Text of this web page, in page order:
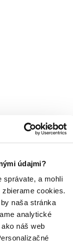
údajmi?
správate, a mohli
cookies.
naša stránka
analytické
náš web